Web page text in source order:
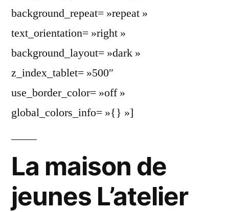
background_repeat= »repeat »
text_orientation= »right »
background_layout= »dark »
z_index_tablet= »500″
use_border_color= »off »
global_colors_info= »{} »]
La maison de
jeunes L’atelier